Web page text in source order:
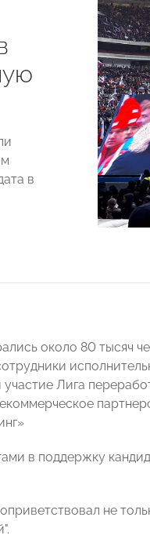
в
около 80 тысяч
Лига
в поддержку
не